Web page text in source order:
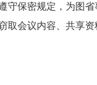
守保密规定，为图
取会议内容、共享